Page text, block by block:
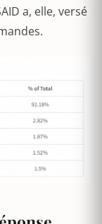
a, elle, versé